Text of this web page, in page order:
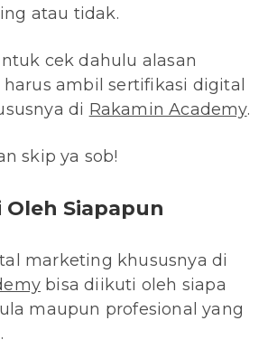
atau tidak.
cek dahulu alasan
ambil sertifikasi digital
di Rakamin Academy.
skip ya sob!
Siapapun
marketing khususnya di
bisa diikuti oleh siapa
maupun profesional yang